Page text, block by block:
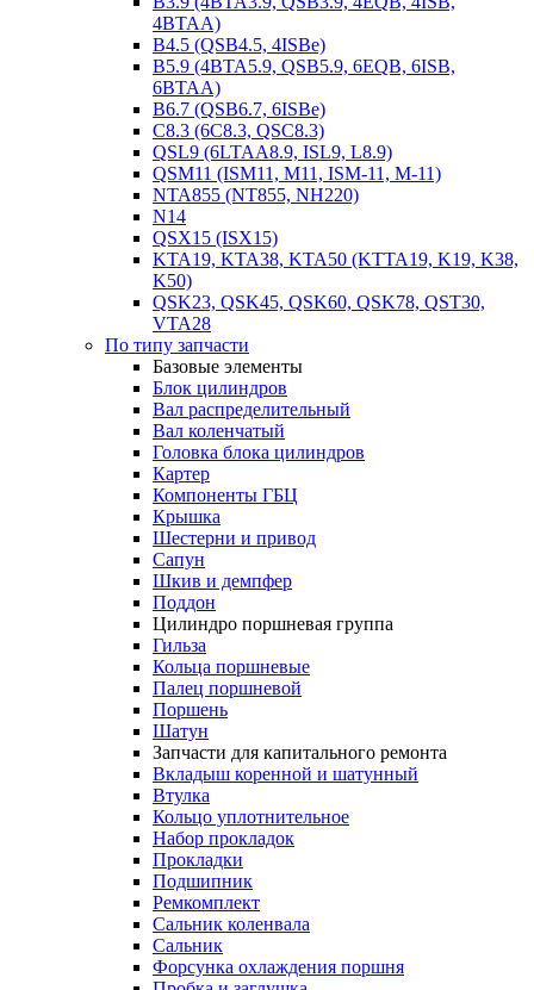
4BTAA)
B4.5 (QSB4.5, 4ISBe)
B5.9 (4BTA5.9, QSB5.9, 6EQB, 6ISB,
6BTAA)
B6.7 (QSB6.7, 6ISBe)
C8.3 (6C8.3, QSC8.3)
QSL9 (6LTAA8.9, ISL9, L8.9)
QSM11 (ISM11, M11, ISM-11, M-11)
NTA855 (NT855, NH220)
N14
QSX15 (ISX15)
KTA19, KTA38, KTA50 (KTTA19, K19, K38,
K50)
QSK23, QSK45, QSK60, QSK78, QST30,
VTA28
По типу запчасти
Базовые элементы
Блок цилиндров
Вал распределительный
Вал коленчатый
Головка блока цилиндров
Картер
Компоненты ГБЦ
Крышка
Шестерни и привод
Сапун
Шкив и демпфер
Поддон
Цилиндро поршневая группа
Гильза
Кольца поршневые
Палец поршневой
Поршень
Шатун
Запчасти для капитального ремонта
Вкладыш коренной и шатунный
Втулка
Кольцо уплотнительное
Набор прокладок
Прокладки
Подшипник
Ремкомплект
Сальник коленвала
Сальник
Форсунка охлаждения поршня